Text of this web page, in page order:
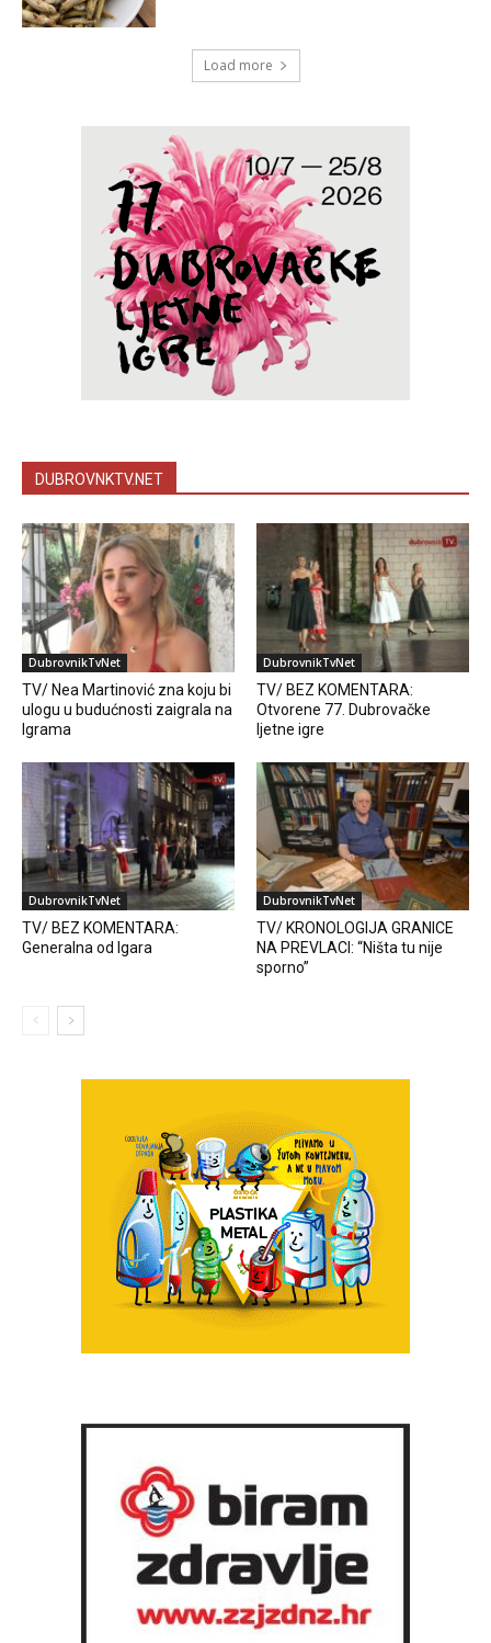
Load more
DUBROVNKTV.NET
DubrovnikTvNet
TV/ Nea Martinović zna koju bi
ulogu u budućnosti zaigrala na
Igrama
DubrovnikTvNet
TV/ BEZ KOMENTARA:
Otvorene 77. Dubrovačke
ljetne igre
DubrovnikTvNet
TV/ BEZ KOMENTARA:
Generalna od Igara
DubrovnikTvNet
TV/ KRONOLOGIJA GRANICE
NA PREVLACI: “Ništa tu nije
sporno”